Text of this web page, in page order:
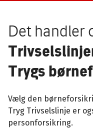
Det handler
Trygs
Vælg den
Tryg Trivselslinje er
personforsikring.